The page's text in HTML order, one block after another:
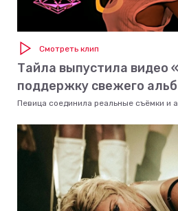
Смотреть клип
Тайла выпустила видео
поддержку свежего
Певица соединила реальные съёмки и